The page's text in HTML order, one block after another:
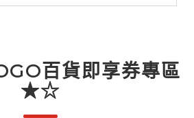
百貨即享券專區
★☆